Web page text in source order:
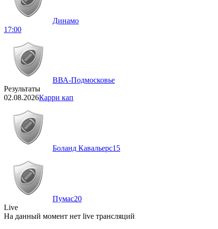
Динамо
17:00
ВВА-Подмосковье
Результаты
02.08.2026Карри кап
Боланд Кавальерс15
Пумас20
Live
На данный момент нет live трансляций